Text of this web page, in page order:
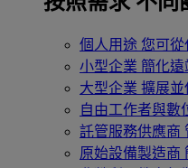
個人用途 您可從
小型企業 簡化
大型企業 擴展並
自由工作者與數
託管服務供應商
原始設備製造商